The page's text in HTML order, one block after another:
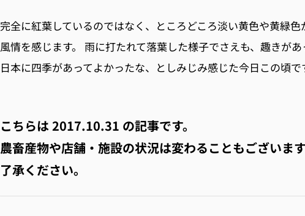
完全に紅葉しているのではなく、ところどころ淡い黄色や黄緑
風情を感じます。 雨に打たれて落葉した様子でさえも、趣きがあ
日本に四季があってよかったな、としみじみ感じた今日この頃で
こちらは2017.10.31 の記事です。
農畜産物や店舗・施設の状況は変わることもございま
了承ください。